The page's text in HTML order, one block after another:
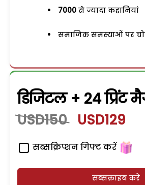
7000 से ज्यादा कहानियां
समाजिक समस्याओं पर
डिजिटल + 24 प्रिंट
USD150 USD129
सब्सक्रिप्शन गिफ्ट करें
सब्सक्राइब करें